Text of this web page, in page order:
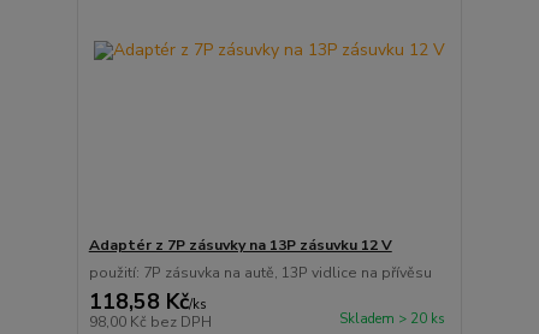
Adaptér z 7P zásuvky na 13P zásuvku 12 V
použití: 7P zásuvka na autě, 13P vidlice na přívěsu
118,58 Kč/ks
98,00 Kč bez DPH Skladem > 20 ks